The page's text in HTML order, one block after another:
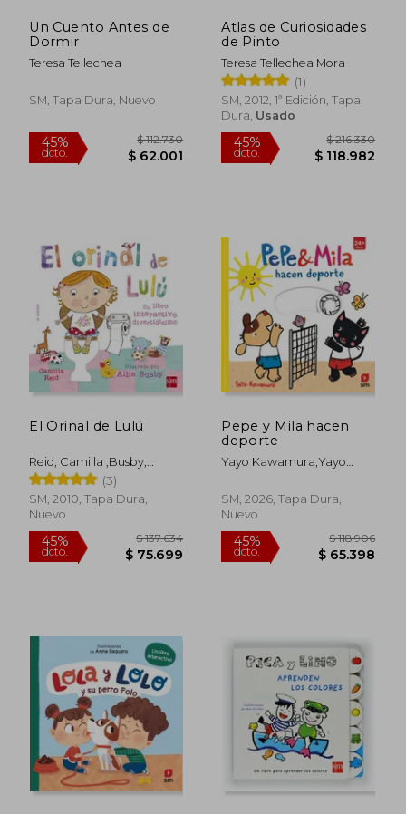
Un Cuento Antes de
Dormir
Teresa Tellechea
SM, Tapa Dura, Nuevo
45%
dcto.
$ 112.730
$ 62.001
Atlas de Curiosidades
de Pinto
Teresa Tellechea Mora
(1)
SM, 2012, 1ª Edición, Tapa
Dura, Usado
45%
dcto.
$
$
El Orinal de Lulú
Reid, Camilla ,Busby,
Ailie,Tellechea Mora, Teresa
(3)
SM, 2010, Tapa Dura,
Nuevo
45%
dcto.
$ 137.634
$ 75.699
Pepe y Mila hacen
deporte
Yayo Kawamura;Yayo
Tellechea
SM, 2026, Tapa Dura,
Nuevo
dcto. $